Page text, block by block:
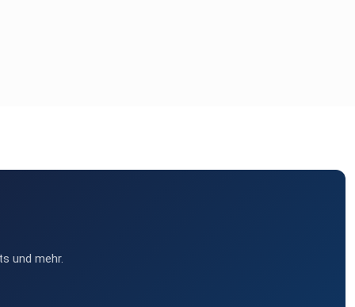
und mehr.